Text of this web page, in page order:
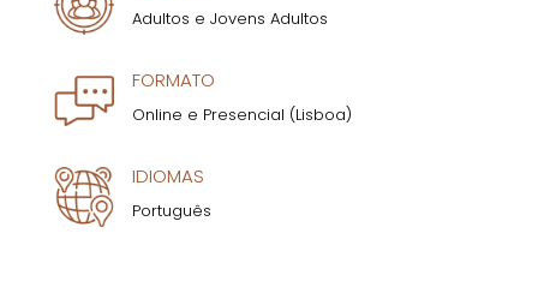
Adultos e Jovens Adultos
FORMATO
Online e Presencial (Lisboa)
IDIOMAS
Português